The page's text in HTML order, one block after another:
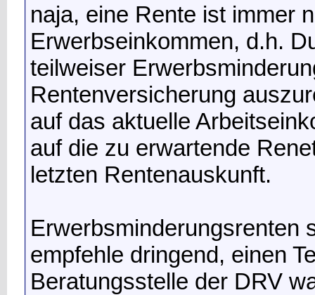
naja, eine Rente ist immer
Erwerbseinkommen, d.h.
teilweiser
Rentenversicherung
auf das aktuelle
auf die zu erwartende
letzten Rentenauskunft.
Erwerbsminderungsrenten
empfehle dringend, einen
Beratungsstelle der DRV